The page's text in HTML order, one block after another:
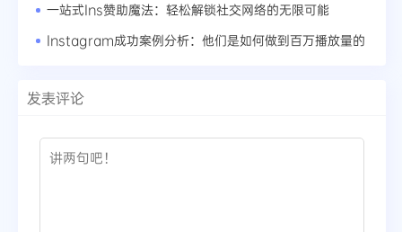
一站式Ins赞助魔法：轻松解锁社交网络的无限可能
Instagram成功案例分析：他们是如何做到百万播放量的
发表评论